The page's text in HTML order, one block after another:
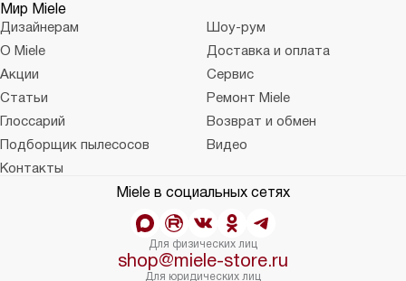
Мир Miele
Дизайнерам
Шоу-рум
О Miele
Доставка и оплата
Акции
Сервис
Статьи
Ремонт Miele
Глоссарий
Возврат и обмен
Подборщик пылесосов
Видео
Контакты
Miele в социальных сетях
Для физических лиц
shop@miele-store.ru
Для юридических лиц